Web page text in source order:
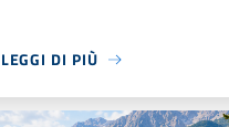
LEGGI DI PIÙ